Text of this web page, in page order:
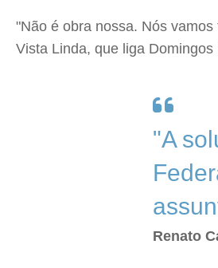
"Não é obra nossa. Nós
Vista Linda, que liga
"A
Renato